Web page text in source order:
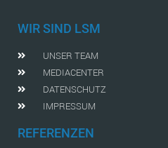
WIR SIND LSM
UNSER TEAM
MEDIACENTER
DATENSCHUTZ
IMPRESSUM
REFERENZEN